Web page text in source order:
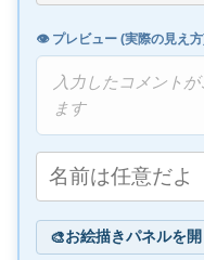
👁️ プレビュー (実際の見え
入力したコメント
ます
🎨お絵描きパネルを開